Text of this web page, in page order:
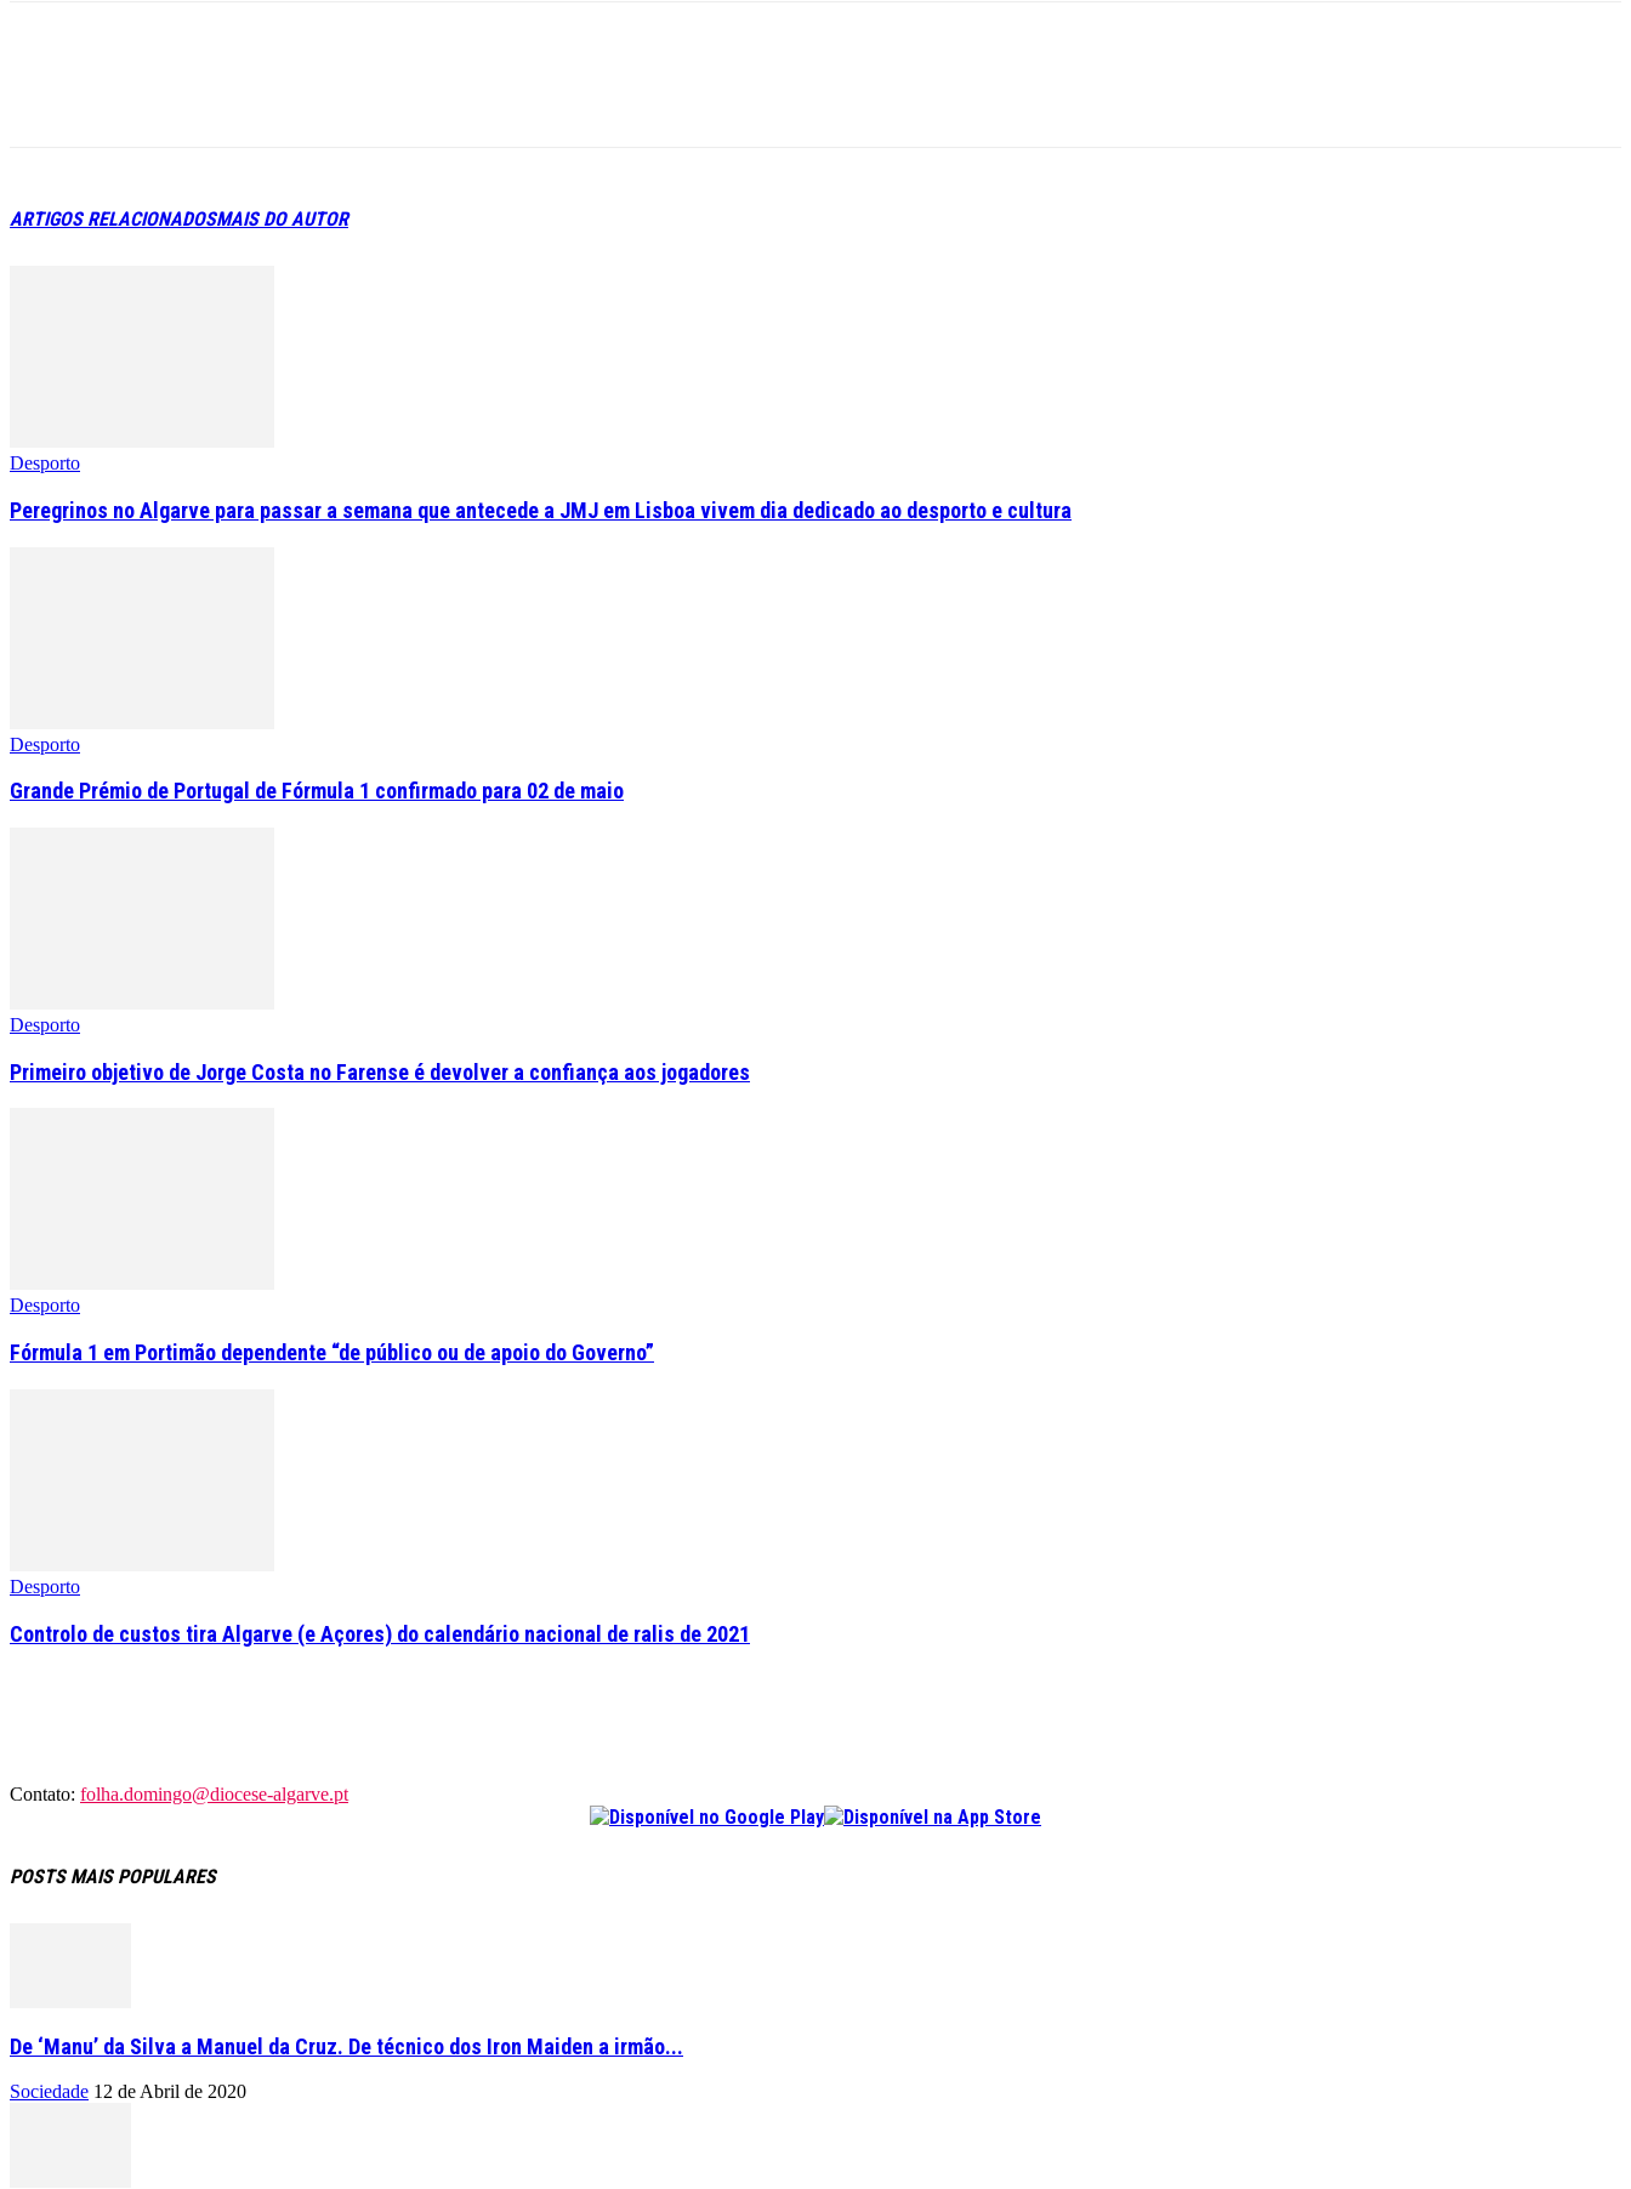
ARTIGOS RELACIONADOSMAIS DO AUTOR
Desporto
Peregrinos no Algarve para passar a semana que antecede a JMJ em Lisboa vivem dia dedicado ao desporto e cultura
Desporto
Grande Prémio de Portugal de Fórmula 1 confirmado para 02 de maio
Desporto
Primeiro objetivo de Jorge Costa no Farense é devolver a confiança aos jogadores
Desporto
Fórmula 1 em Portimão dependente “de público ou de apoio do Governo”
Desporto
Controlo de custos tira Algarve (e Açores) do calendário nacional de ralis de 2021
Contato: folha.domingo@diocese-algarve.pt
POSTS MAIS POPULARES
De ‘Manu’ da Silva a Manuel da Cruz. De técnico dos Iron Maiden a irmão...
Sociedade 12 de Abril de 2020